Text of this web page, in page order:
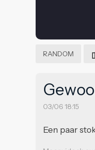
RANDOM
03/06 18:15
Een paar